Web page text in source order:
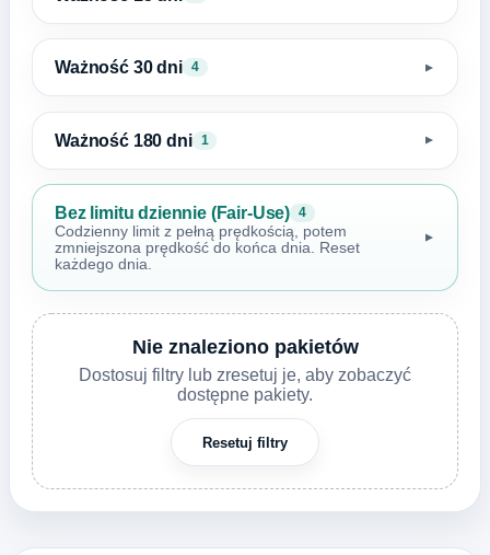
Ważność 30 dni 4 ▼
Ważność 180 dni 1 ▼
Bez limitu dziennie (Fair-Use) 4
Codzienny limit z pełną prędkością, potem
zmniejszona prędkość do końca dnia. Reset
każdego dnia.
▼
Nie znaleziono pakietów
Dostosuj filtry lub zresetuj je, aby zobaczyć
dostępne pakiety.
Resetuj filtry